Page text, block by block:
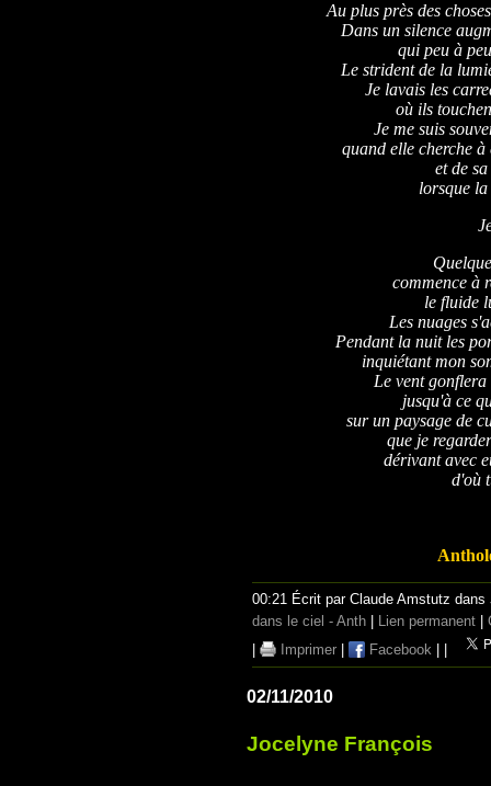
Au plus près des
Dans un silence
qui peu à
Le strident de la
Je lavais les
où ils
Je me suis
quand elle cherche
et de
lorsque
commence à
le fluide
Les nuages
Pendant la nuit les
inquiétant mon
Le vent
jusqu'à ce
sur un paysage de
que je
dérivant avec
d'où
00:21 Écrit par Claude Amstutz dans
dans le ciel - Anth
Lien permanent
Imprimer Facebook
02/11/2010
Jocelyne François